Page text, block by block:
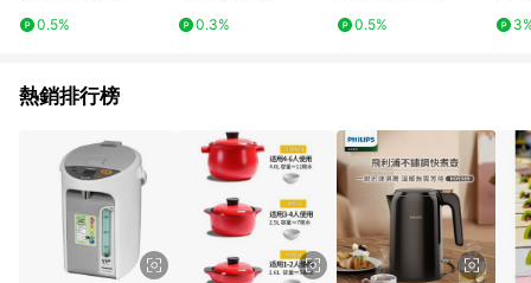
0.5%
0.3%
0.5%
本正
熱銷排行榜